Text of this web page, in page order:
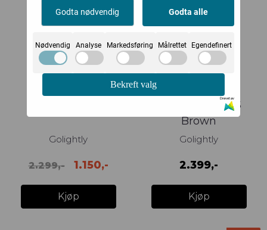
Golightly
2.299,- 1.150,-
Kjøp
TIFFANY DRESS
Brown
Golightly
2.399,-
Kjøp
Godta nødvendig Godta alle
Nødvendig Analyse Markedsføring Målrettet Egendefinert
Bekreft valg
Drevet av